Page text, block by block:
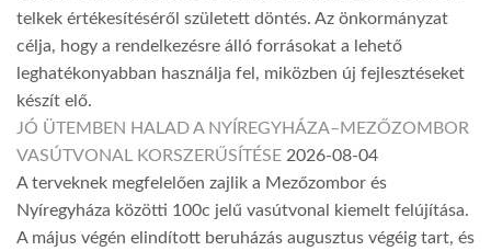
telkek értékesítéséről született döntés. Az önkormányzat
célja, hogy a rendelkezésre álló forrásokat a lehető
leghatékonyabban használja fel, miközben új fejlesztéseket
készít elő.
JÓ ÜTEMBEN HALAD A NYÍREGYHÁZA–MEZŐZOMBOR
VASÚTVONAL KORSZERŰSÍTÉSE 2026-08-04
A terveknek megfelelően zajlik a Mezőzombor és
Nyíregyháza közötti 100c jelű vasútvonal kiemelt felújítása.
A május végén elindított beruházás augusztus végéig tart, és